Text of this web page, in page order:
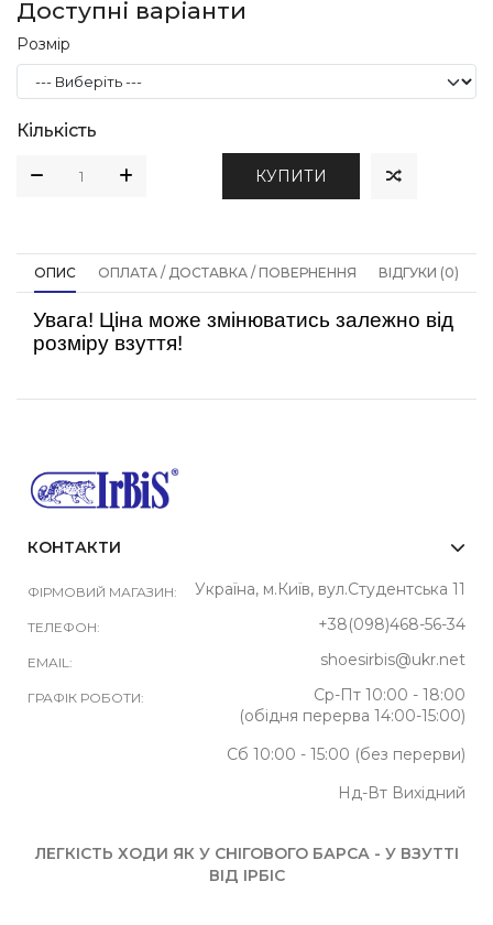
Доступні варіанти
Розмір
Кількість
КУПИТИ
ОПИС ОПЛАТА / ДОСТАВКА / ПОВЕРНЕННЯ ВІДГУКИ (0)
Увага! Ціна може змінюватись залежно від
розміру взуття!
КОНТАКТИ
ФІРМОВИЙ МАГАЗИН: Україна, м.Київ, вул.Студентська 11
ТЕЛЕФОН: +38(098)468-56-34
EMAIL: shoesirbis@ukr.net
ГРАФІК РОБОТИ:
Ср-Пт 10:00 - 18:00
(обідня перерва 14:00-15:00)
Сб 10:00 - 15:00 (без перерви)
Нд-Вт Вихідний
ЛЕГКІСТЬ ХОДИ ЯК У СНІГОВОГО БАРСА - У ВЗУТТІ
ВІД ІРБІС